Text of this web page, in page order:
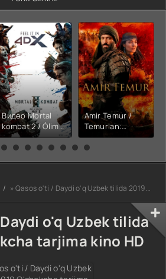
Видео Mortal
kombat 2 / Ólim
jangi 2 (2026)
Uzbek tilida
Amir Temur /
Temurlan:
Fathchining
yuksalishi
tarjima kino Full
HD tas-ix
» Qasos o'ti / Daydi o'q Uzbek tilida 2019 O'zbekcha tarjima kino HD
o'q Uzbek tilida
tarjima kino HD